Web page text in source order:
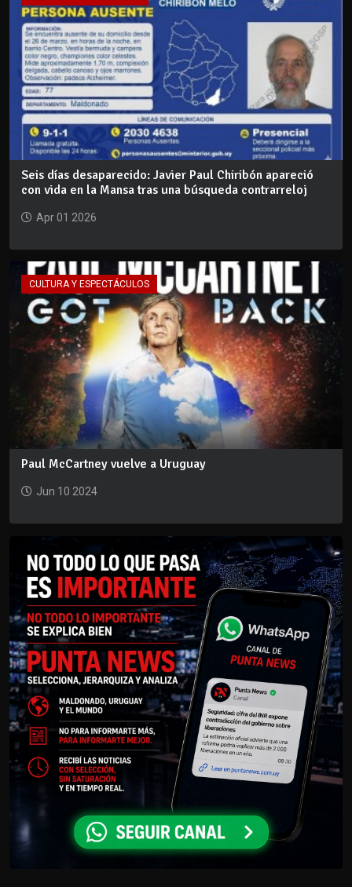
Seis días desaparecido: Javier Paul Chiribón apareció
con vida en la Mansa tras una búsqueda contrarreloj
Apr 01 2026
CULTURA Y ESPECTÁCULOS
Paul McCartney vuelve a Uruguay
Jun 10 2024